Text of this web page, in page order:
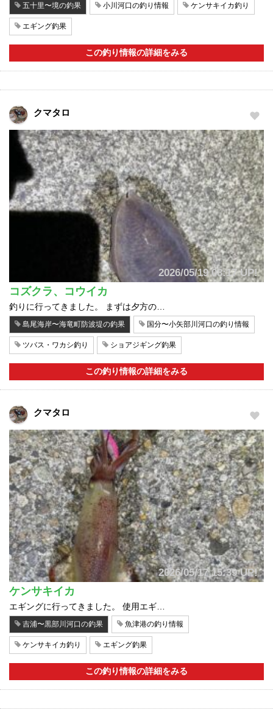
五十里〜境の釣果 小川河口の釣り情報 ケンサキイカ釣り
エギング釣果
この釣り情報の詳細をみる
クマタロ
2026/05/19 08:17 UP!
コズクラ、コウイカ
釣りに行ってきました。 まずは夕方の…
島尾海岸〜海竜町防波堤の釣果 国分〜小矢部川河口の釣り情報
ツバス・ワカシ釣り ショアジギング釣果
この釣り情報の詳細をみる
クマタロ
2026/05/17 15:39 UP!
ケンサキイカ
エギングに行ってきました。 使用エギ…
吉浦〜黒部川河口の釣果 魚津港の釣り情報
ケンサキイカ釣り エギング釣果
この釣り情報の詳細をみる